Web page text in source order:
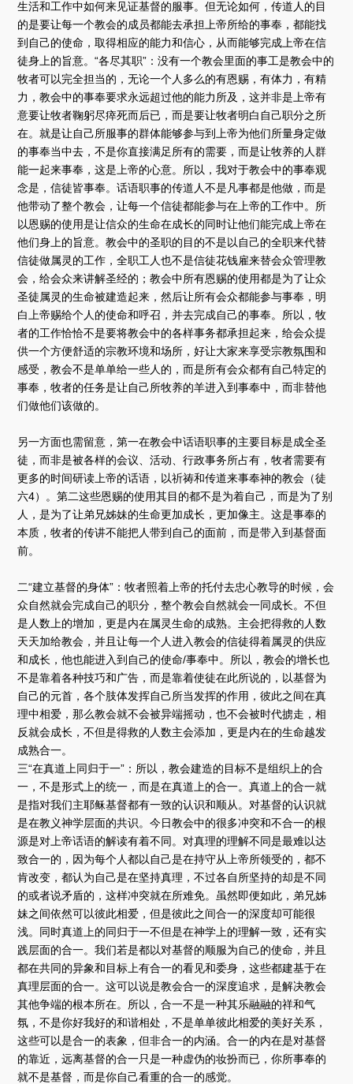
生活和工作中如何来见证基督的服事。但无论如何，传道人的目
的是要让每一个教会的成员都能去承担上帝所给的事奉，都能找
到自己的使命，取得相应的能力和信心，从而能够完成上帝在信
徒身上的旨意。“各尽其职”：没有一个教会里面的事工是教会中的
牧者可以完全担当的，无论一个人多么的有恩赐，有体力，有精
力，教会中的事奉要求永远超过他的能力所及，这并非是上帝有
意要让牧者鞠躬尽瘁死而后已，而是要让牧者明白自己职分之所
在。就是让自己所服事的群体能够参与到上帝为他们所量身定做
的事奉当中去，不是你直接满足所有的需要，而是让牧养的人群
能一起来事奉，这是上帝的心意。所以，我对于教会中的事奉观
念是，信徒皆事奉。话语职事的传道人不是凡事都是他做，而是
他带动了整个教会，让每一个信徒都能参与在上帝的工作中。所
以恩赐的使用是让信众的生命在成长的同时让他们能完成上帝在
他们身上的旨意。教会中的圣职的目的不是以自己的全职来代替
信徒做属灵的工作，全职工人也不是信徒花钱雇来替会众管理教
会，给会众来讲解圣经的；教会中所有恩赐的使用都是为了让众
圣徒属灵的生命被建造起来，然后让所有会众都能参与事奉，明
白上帝赐给个人的使命和呼召，并去完成自己的事奉。所以，牧
者的工作恰恰不是要将教会中的各样事务都承担起来，给会众提
供一个方便舒适的宗教环境和场所，好让大家来享受宗教氛围和
感受，教会不是单单给一些人的，而是所有会众都有自己特定的
事奉，牧者的任务是让自己所牧养的羊进入到事奉中，而非替他
们做他们该做的。
另一方面也需留意，第一在教会中话语职事的主要目标是成全圣
徒，而非是被各样的会议、活动、行政事务所占有，牧者需要有
更多的时间研读上帝的话语，以祈祷和传道来事奉神的教会（徒
六4）。第二这些恩赐的使用其目的都不是为着自己，而是为了别
人，是为了让弟兄姊妹的生命更加成长，更加像主。这是事奉的
本质，牧者的传讲不能把人带到自己的面前，而是带入到基督面
前。
二“建立基督的身体”：牧者照着上帝的托付去忠心教导的时候，会
众自然就会完成自己的职分，整个教会自然就会一同成长。不但
是人数上的增加，更是内在属灵生命的成熟。主会把得救的人数
天天加给教会，并且让每一个人进入教会的信徒得着属灵的供应
和成长，他也能进入到自己的使命/事奉中。所以，教会的增长也
不是靠着各种技巧和广告，而是靠着使徒在此所说的，以基督为
自己的元首，各个肢体发挥自己所当发挥的作用，彼此之间在真
理中相爱，那么教会就不会被异端摇动，也不会被时代掳走，相
反就会成长，不但是得救的人数主会添加，更是内在的生命越发
成熟合一。
三“在真道上同归于一”：所以，教会建造的目标不是组织上的合
一，不是形式上的统一，而是在真道上的合一。真道上的合一就
是指对我们主耶稣基督都有一致的认识和顺从。对基督的认识就
是在教义神学层面的共识。今日教会中的很多冲突和不合一的根
源是对上帝话语的解读有着不同。对真理的理解不同是最难以达
致合一的，因为每个人都以自己是在持守从上帝所领受的，都不
肯改变，都认为自己是在坚持真理，不过各自所坚持的却是不同
的或者说矛盾的，这样冲突就在所难免。虽然即便如此，弟兄姊
妹之间依然可以彼此相爱，但是彼此之间合一的深度却可能很
浅。同时真道上的同归于一不但是在神学上的理解一致，还有实
践层面的合一。我们若是都以对基督的顺服为自己的使命，并且
都在共同的异象和目标上有合一的看见和委身，这些都建基于在
真理层面的合一。这可以说是教会合一的深度追求，是解决教会
其他争端的根本所在。所以，合一不是一种其乐融融的祥和气
氛，不是你好我好的和谐相处，不是单单彼此相爱的美好关系，
这些可以是合一的表象，但非合一的内涵。合一的内在是对基督
的靠近，远离基督的合一只是一种虚伪的妆扮而已，你所事奉的
就不是基督，而是你自己看重的合一的感觉。